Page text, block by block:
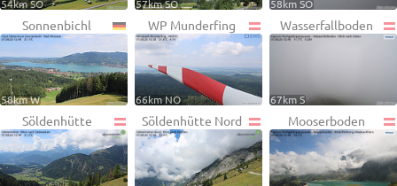
54km SO 57km SO 58km SO
Sonnenbichl
58km W
WP Munderfing
66km NO
Wasserfallboden
67km S
Söldenhütte Söldenhütte Nord Mooserboden